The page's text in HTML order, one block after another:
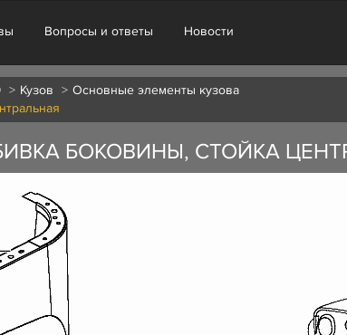
Вопросы и ответы Новости
Кузов
Основные элементы кузова
БОКОВИНЫ, СТОЙКА